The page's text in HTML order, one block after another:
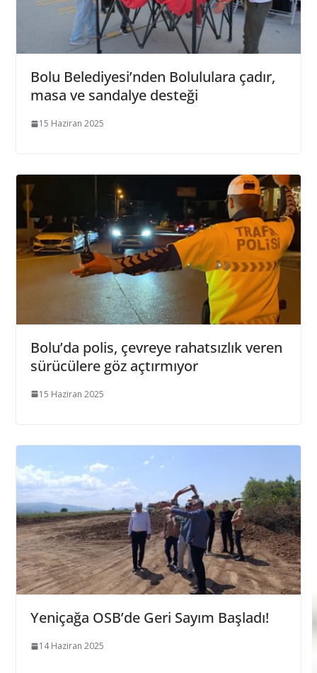
Bolu Belediyesi’nden Bolululara çadır,
masa ve sandalye desteği
15 Haziran 2025
Bolu’da polis, çevreye rahatsızlık veren
sürücülere göz açtırmıyor
15 Haziran 2025
Yeniçağa OSB’de Geri Sayım Başladı!
14 Haziran 2025